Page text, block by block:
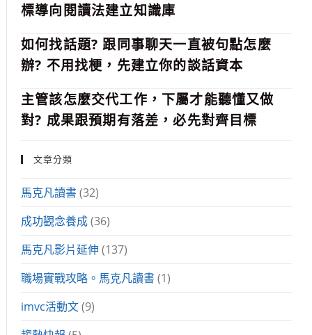
標導向閱讀法建立知識庫
如何找話題? 跟同事聊天一直被句點怎麼
辦? 不用找梗，先建立你的談話資本
主管該怎麼交代工作，下屬才能聽懂又做
對? 成果跟預期有落差，必先對齊目標
文章分類
馬克凡讀書(32)
成功觀念養成(36)
馬克凡影片延伸 (137)
職場實戰攻略。馬克凡讀書(1)
imvc活動文(9)